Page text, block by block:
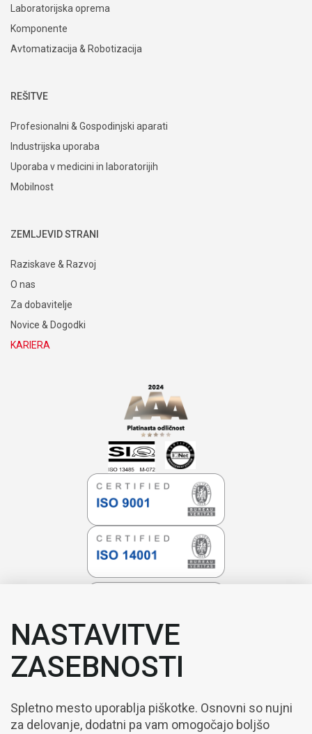
Laboratorijska oprema
Komponente
Avtomatizacija & Robotizacija
REŠITVE
Profesionalni & Gospodinjski aparati
Industrijska uporaba
Uporaba v medicini in laboratorijih
Mobilnost
ZEMLJEVID STRANI
Raziskave & Razvoj
O nas
Za dobavitelje
Novice & Dogodki
KARIERA
NASTAVITVE
ZASEBNOSTI
Spletno mesto uporablja piškotke. Osnovni so nujni
za delovanje, dodatni pa vam omogočajo boljšo